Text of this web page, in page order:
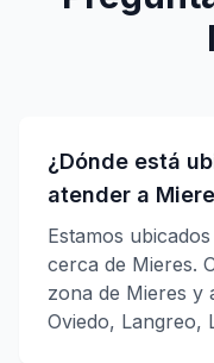
¿Dónde está
atender a
Estamos
cerca de Mieres.
zona de Mieres y
Oviedo, Langreo,